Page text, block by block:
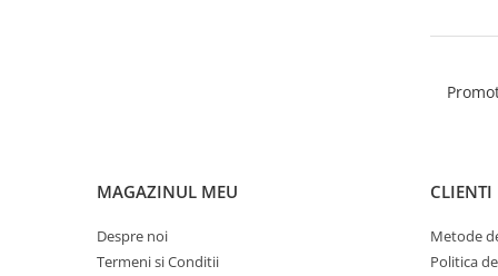
Clesti si patenti
Echipamente sudura
Pistoale de lipit
MAGAZINUL MEU
Despre noi
Termeni si Conditii
CLIENTI
Metode
Politica